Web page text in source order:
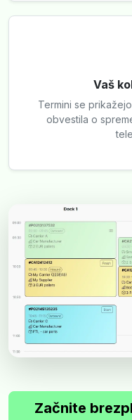
Vaš
Termini se
obvestila o
Začnite